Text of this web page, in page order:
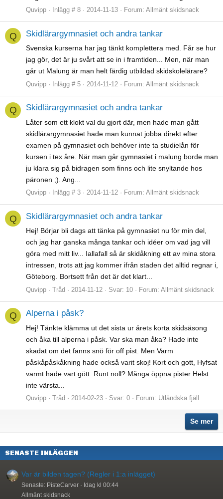
Quvipp Inlägg # 8 2014-11-13 Forum: Allmänt skidsnack
Q Skidlärargymnasiet och andra tankar
Svenska kurserna har jag tänkt komplettera med. Får se hur
jag gör, det är ju svårt att se in i framtiden... Men, när man
går ut Malung är man helt färdig utbildad skidskolelärare?
Quvipp Inlägg # 5 2014-11-12 Forum: Allmänt skidsnack
Q Skidlärargymnasiet och andra tankar
Låter som ett klokt val du gjort där, men hade man gått
skidlärargymnasiet hade man kunnat jobba direkt efter
examen på gymnasiet och behöver inte ta studielån för
kursen i tex åre. När man går gymnasiet i malung borde man
ju klara sig på bidragen som finns och lite snyltande hos
päronen ;). Ang...
Quvipp Inlägg # 3 2014-11-12 Forum: Allmänt skidsnack
Q Skidlärargymnasiet och andra tankar
Hej! Börjar bli dags att tänka på gymnasiet nu för min del,
och jag har ganska många tankar och idéer om vad jag vill
göra med mitt liv... Iallafall så är skidåkning ett av mina stora
intressen, trots att jag kommer ifrån staden det alltid regnar i,
Göteborg. Bortsett från det är det klart...
Quvipp Tråd 2014-11-12 Svar: 10 Forum: Allmänt skidsnack
Q Alperna i påsk?
Hej! Tänkte klämma ut det sista ur årets korta skidsäsong
och åka till alperna i påsk. Var ska man åka? Hade inte
skadat om det fanns snö för off pist. Men Varm
påskåpåskåkning hade också varit skoj! Kort och gott, Hyfsat
varmt hade vart gött. Runt noll? Många öppna pister Helst
inte värsta...
Quvipp Tråd 2014-02-23 Svar: 0 Forum: Utländska fjäll
Se mer
SENASTE INLÄGGEN
Var är bilden tagen? (Regler i 1:a inlägget)
Senaste: PisteCarver
Idag kl 00:44
Allmänt skidsnack